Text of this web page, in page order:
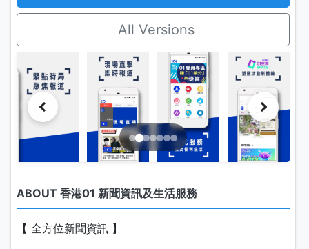
All Versions
ABOUT 香港01 新聞資訊及生活服務
【 全方位新聞資訊 】